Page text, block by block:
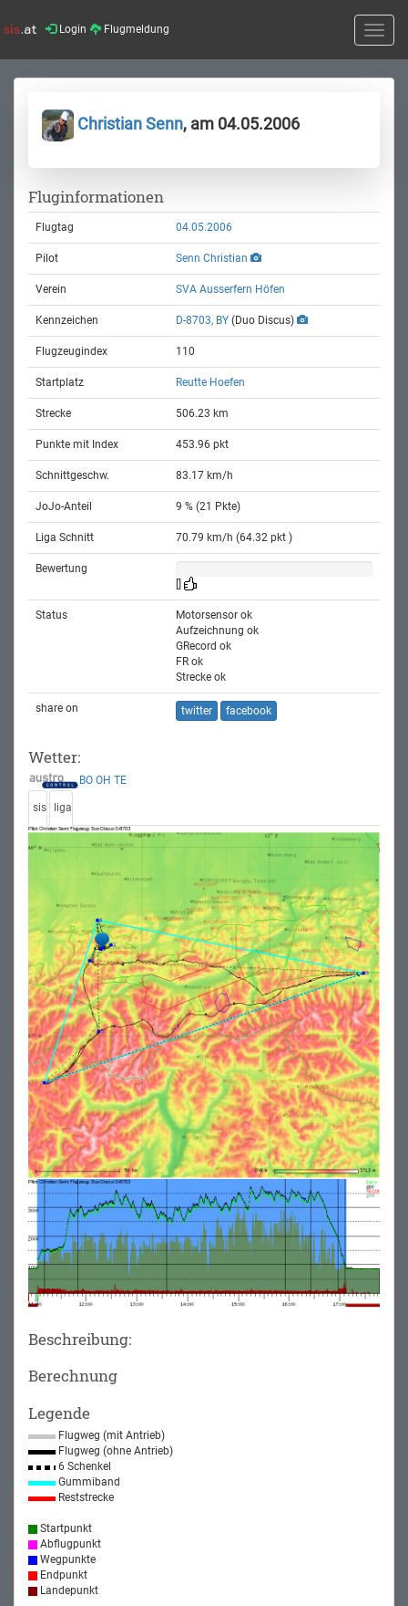
Login Flugmeldung
Toggle
Christian Senn, am 04.05.2006
Fluginformationen
Flugtag 04.05.2006
Pilot Senn Christian
Verein SVA Ausserfern Höfen
Kennzeichen D-8703, BY (Duo Discus)
Flugzeugindex 110
Startplatz Reutte Hoefen
Strecke 506.23 km
Punkte mit Index 453.96 pkt
Schnittgeschw. 83.17 km/h
JoJo-Anteil 9 % (21 Pkte)
Liga Schnitt 70.79 km/h (64.32 pkt )
Bewertung
Status
Motorsensor ok
Aufzeichnung ok
GRecord ok
FR ok
Strecke ok
share on twitter facebook
Wetter:
BO OH TE
sis liga
Beschreibung:
Berechnung
Legende
Flugweg (mit Antrieb)
Flugweg (ohne Antrieb)
6 Schenkel
Gummiband
Reststrecke
Startpunkt
Abflugpunkt
Wegpunkte
Endpunkt
Landepunkt